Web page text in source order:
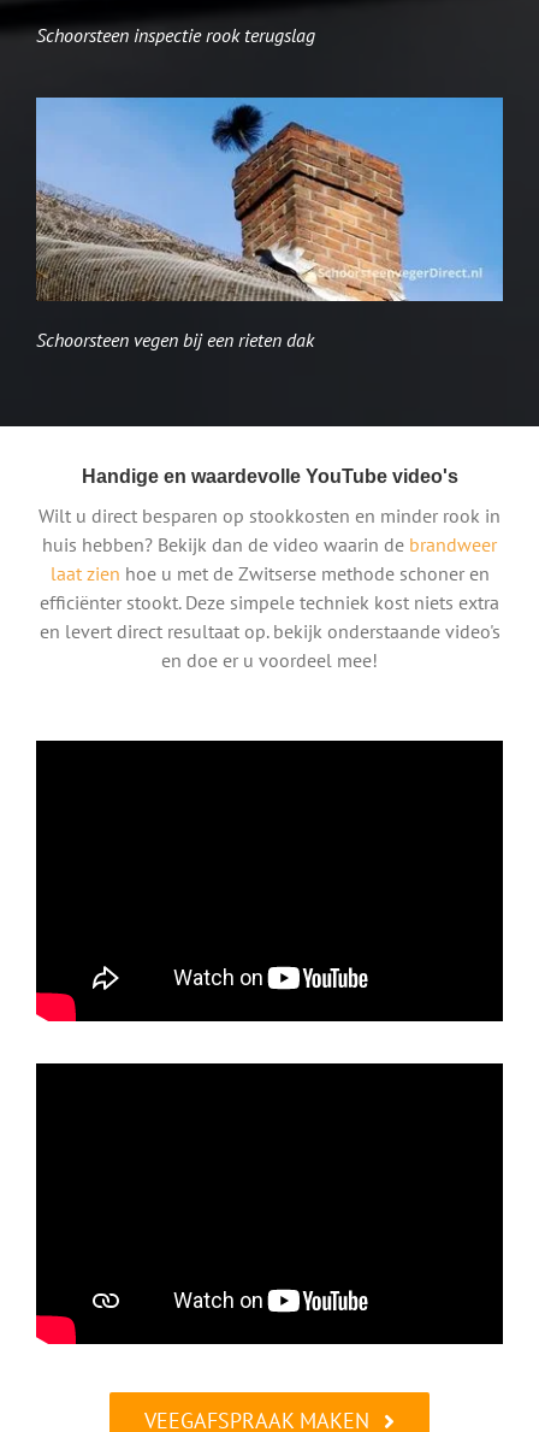
Schoorsteen inspectie rook terugslag
Schoorsteen vegen bij een rieten dak
Handige en waardevolle YouTube video's
Wilt u direct besparen op stookkosten en minder rook in
huis hebben? Bekijk dan de video waarin de brandweer
laat zien hoe u met de Zwitserse methode schoner en
efficiënter stookt. Deze simpele techniek kost niets extra
en levert direct resultaat op. bekijk onderstaande video's
en doe er u voordeel mee!
VEEGAFSPRAAK MAKEN